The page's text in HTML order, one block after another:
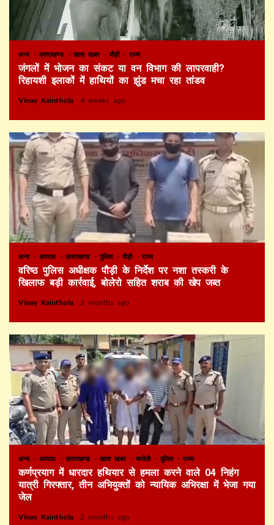
अन्य उत्तराखण्ड खास खबर पौड़ी राज्य
जंगलों में भोजन का संकट या वन विभाग की लापरवाही?
रिहायशी इलाकों में हाथियों का झुंड मचा रहा तांडव
Vinay Kainthola 4 weeks ago
अन्य अपराध उत्तराखण्ड पुलिस पौड़ी राज्य
वरिष्ठ पुलिस अधीक्षक पौड़ी के निर्देश पर नशा तस्करी के
खिलाफ बड़ी कार्रवाई, बोलेरो सहित शराब की खेप जब्त
Vinay Kainthola 2 months ago
अन्य अपराध उत्तराखण्ड खास खबर चमोली पुलिस राज्य
कर्णप्रयाग में धारदार हथियार से हमला करने वाले 04 निहंग
यात्री गिरफ्तार, तीन अभियुक्तों को न्यायिक अभिरक्षा में भेजा गया
जेल
Vinay Kainthola 2 months ago